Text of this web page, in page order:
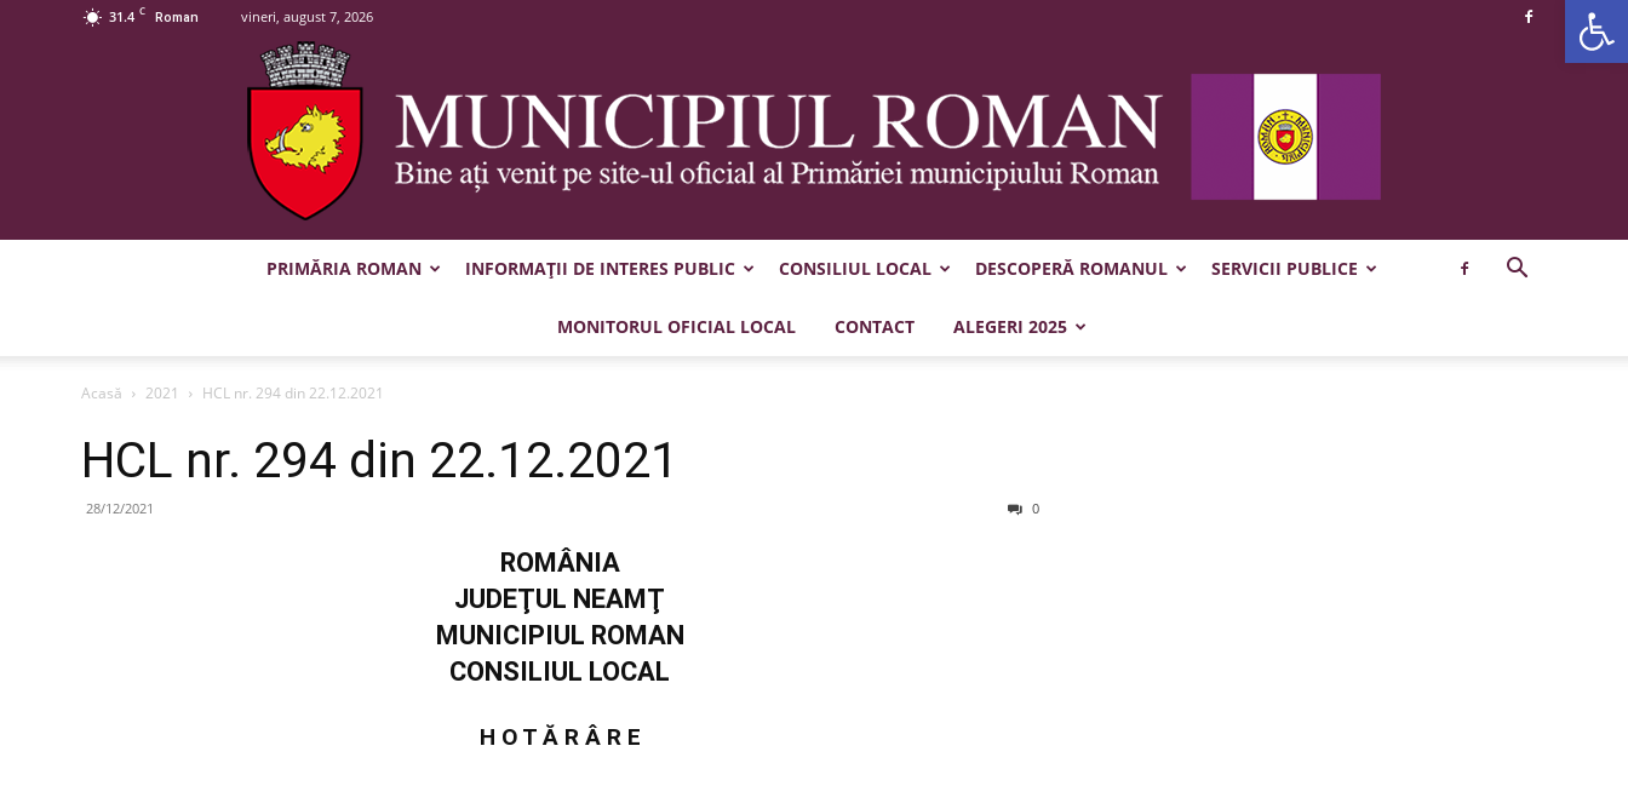
31.4 C Roman vineri, august 7, 2026
Municipiul
PRIMĂRIA ROMAN INFORMAȚII DE INTERES PUBLIC CONSILIUL LOCAL DESCOPERĂ ROMANUL SERVICII PUBLICE
MONITORUL OFICIAL LOCAL CONTACT ALEGERI 2025
Acasă 2021 HCL nr. 294 din 22.12.2021
HCL nr. 294 din 22.12.2021
28/12/2021 0
ROMÂNIA
JUDEŢUL NEAMŢ
MUNICIPIUL ROMAN
CONSILIUL LOCAL
H O T Ă R Â R E